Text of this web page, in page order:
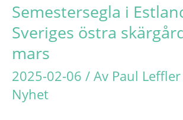
Semestersegla i
Sveriges östra
mars
2025-02-06 / Av Paul Leffler
Nyhet